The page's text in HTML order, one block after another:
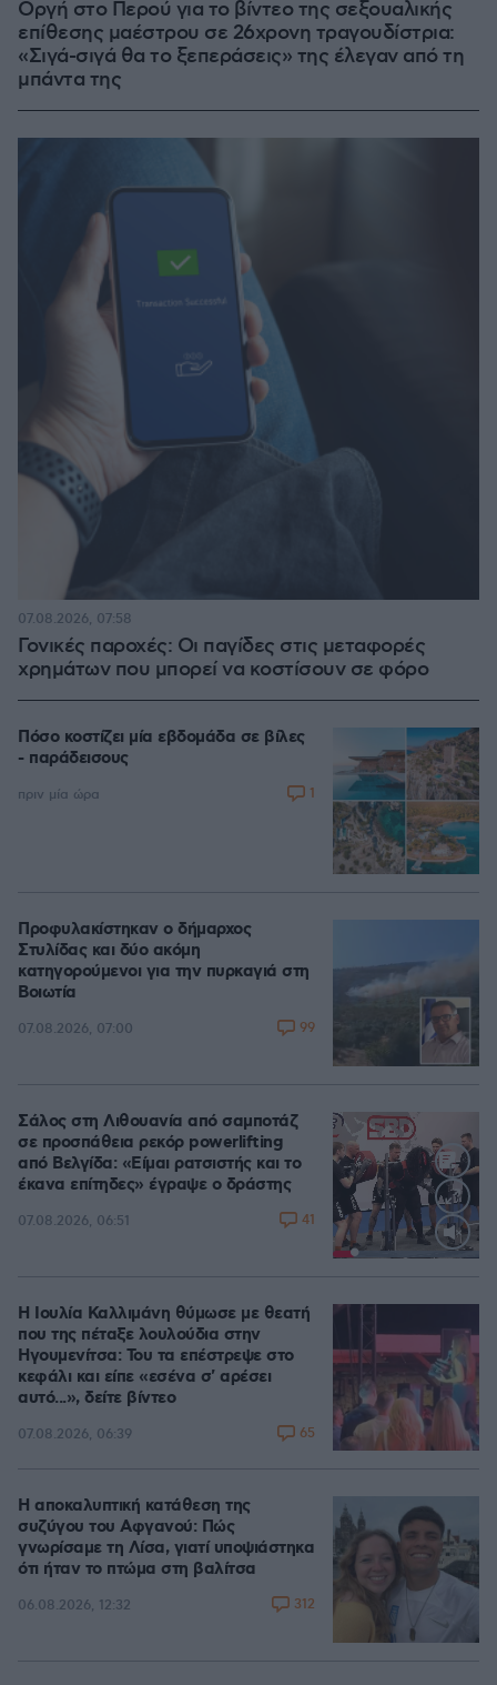
Οργή στο Περού για το βίντεο της σεξουαλικής
επίθεσης μαέστρου σε 26χρονη τραγουδίστρια:
«Σιγά-σιγά θα το ξεπεράσεις» της έλεγαν από τη
μπάντα της
Γονικές παροχές: Οι παγίδες στις μεταφορές
χρημάτων που μπορεί να κοστίσουν σε φόρο
07.08.2026, 07:58
Πόσο κοστίζει μία εβδομάδα σε βίλες
- παράδεισους
πριν μία ώρα 1
Προφυλακίστηκαν ο δήμαρχος
Στυλίδας και δύο ακόμη
κατηγορούμενοι για την πυρκαγιά στη
Βοιωτία
07.08.2026, 07:00 99
Loaded
Σάλος στη Λιθουανία από σαμποτάζ
σε προσπάθεια ρεκόρ powerlifting
από Βελγίδα: «Είμαι ρατσιστής και το
έκανα επίτηδες» έγραψε ο δράστης
07.08.2026, 06:51 41
Η Ιουλία Καλλιμάνη θύμωσε με θεατή
που της πέταξε λουλούδια στην
Ηγουμενίτσα: Του τα επέστρεψε στο
κεφάλι και είπε «εσένα σ' αρέσει
αυτό...», δείτε βίντεο
07.08.2026, 06:39 65
Η αποκαλυπτική κατάθεση της
συζύγου του Αφγανού: Πώς
γνωρίσαμε τη Λίσα, γιατί υποψιάστηκα
ότι ήταν το πτώμα στη βαλίτσα
06.08.2026, 12:32 312